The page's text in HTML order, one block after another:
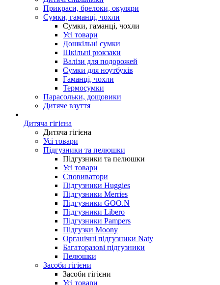
Прикраси, брелоки, окуляри
Сумки, гаманці, чохли
Сумки, гаманці, чохли
Усі товари
Дошкільні сумки
Шкільні рюкзаки
Валізи для подорожей
Сумки для ноутбуків
Гаманці, чохли
Термосумки
Парасольки, дощовики
Дитяче взуття
Дитяча гігієна
Дитяча гігієна
Усі товари
Підгузники та пелюшки
Підгузники та пелюшки
Усі товари
Сповиватори
Підгузники Huggies
Підгузники Merries
Підгузники GOO.N
Підгузники Libero
Підгузники Pampers
Підгузки Moony
Органічні підгузники Naty
Багаторазові підгузники
Пелюшки
Засоби гігієни
Засоби гігієни
Усі товари